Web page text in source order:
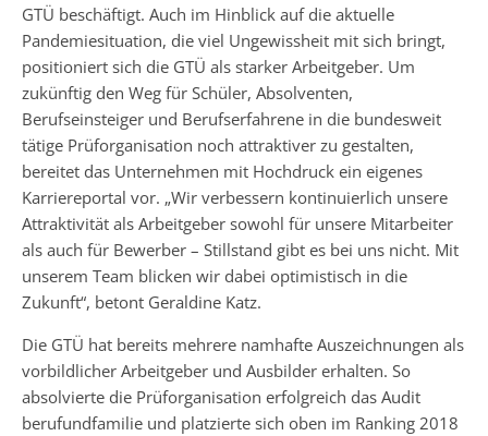
GTÜ beschäftigt. Auch im Hinblick auf die aktuelle
Pandemiesituation, die viel Ungewissheit mit sich bringt,
positioniert sich die GTÜ als starker Arbeitgeber. Um
zukünftig den Weg für Schüler, Absolventen,
Berufseinsteiger und Berufserfahrene in die bundesweit
tätige Prüforganisation noch attraktiver zu gestalten,
bereitet das Unternehmen mit Hochdruck ein eigenes
Karriereportal vor. „Wir verbessern kontinuierlich unsere
Attraktivität als Arbeitgeber sowohl für unsere Mitarbeiter
als auch für Bewerber – Stillstand gibt es bei uns nicht. Mit
unserem Team blicken wir dabei optimistisch in die
Zukunft“, betont Geraldine Katz.
Die GTÜ hat bereits mehrere namhafte Auszeichnungen als
vorbildlicher Arbeitgeber und Ausbilder erhalten. So
absolvierte die Prüforganisation erfolgreich das Audit
berufundfamilie und platzierte sich oben im Ranking 2018